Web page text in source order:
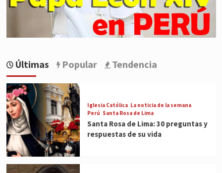
Últimas Popular Tendencia
Iglesia Católica La noticia de la semana
Perú Santa Rosa de Lima
Santa Rosa de Lima: 30 preguntas y
respuestas de su vida